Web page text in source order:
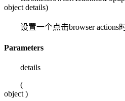
object details)
设置一个点击browser actions
Parameters
details
(
object )